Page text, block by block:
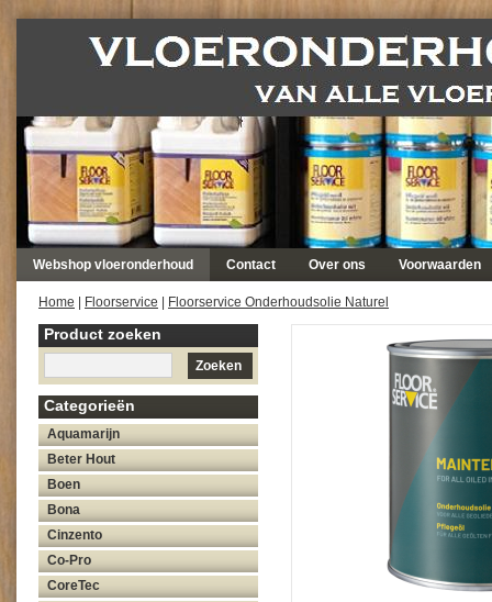
Webshop vloeronderhoud Contact Over ons Voorwaarden
Home Floorservice Floorservice Onderhoudsolie Naturel
Product zoeken
Zoeken
Categorieën
Aquamarijn
Beter Hout
Boen
Bona
Cinzento
Co-Pro
CoreTec